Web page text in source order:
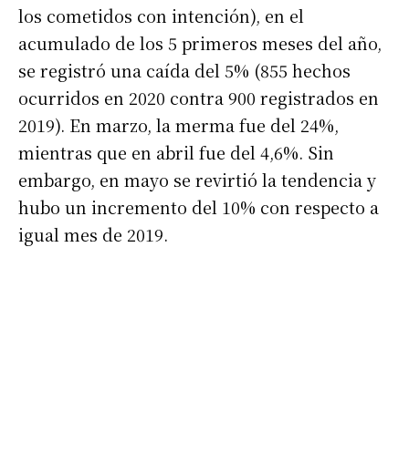
Suscribirme gratis
los cometidos con intención), en el
acumulado de los 5 primeros meses del año,
se registró una caída del 5% (855 hechos
ocurridos en 2020 contra 900 registrados en
2019). En marzo, la merma fue del 24%,
mientras que en abril fue del 4,6%. Sin
embargo, en mayo se revirtió la tendencia y
hubo un incremento del 10% con respecto a
igual mes de 2019.